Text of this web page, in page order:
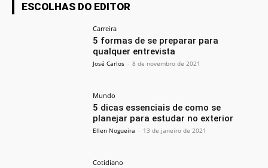
ESCOLHAS DO EDITOR
Carreira
5 formas de se preparar para
qualquer entrevista
José Carlos - 8 de novembro de 2021
Mundo
5 dicas essenciais de como se
planejar para estudar no exterior
Ellen Nogueira - 13 de janeiro de 2021
Cotidiano